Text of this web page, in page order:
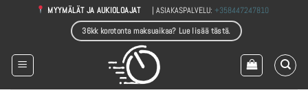
MYYMÄLÄT JA AUKIOLOAJAT | ASIAKASPALVELU:+358447247810
36kk korotonta maksuaikaa? Lue lisää tästä.